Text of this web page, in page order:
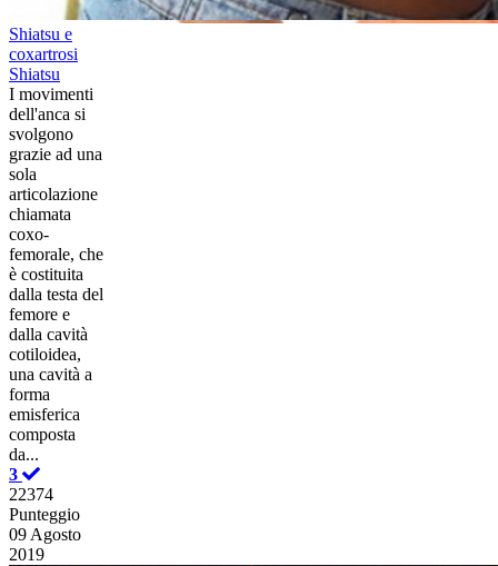
Shiatsu e
coxartrosi
Shiatsu
​I movimenti
dell'anca si
svolgono
grazie ad una
sola
articolazione
chiamata
coxo-
femorale, che
è costituita
dalla testa del
femore e
dalla cavità
cotiloidea,
una cavità a
forma
emisferica
composta
da...
3
22374
Punteggio
09 Agosto
2019